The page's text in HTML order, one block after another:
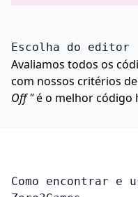
Escolha do editor
Avaliamos todos os
com nossos critérios
Off "é o melhor código
Como encontrar e